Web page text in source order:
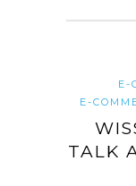
E-
E-
TALK